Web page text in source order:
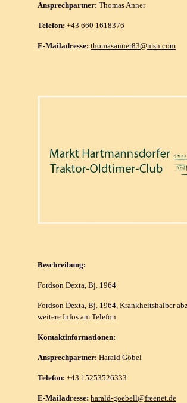
Ansprechpartner: Thomas Anner
Telefon: +43 660 1618376
E-Mailadresse: thomasanner83@msn.com
Beschreibung:
Fordson Dexta, Bj. 1964
Fordson Dexta, Bj. 1964, Krankheitshalber
weitere Infos am Telefon
Kontaktinformationen:
Ansprechpartner: Harald Göbel
Telefon: +43 15253526333
E-Mailadresse: harald-goebell@freenet.de